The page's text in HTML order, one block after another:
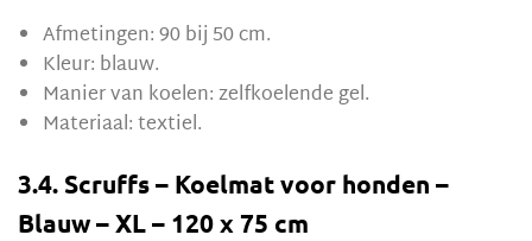
Afmetingen: 90 bij 50 cm.
Kleur: blauw.
Manier van koelen: zelfkoelende gel.
Materiaal: textiel.
3.4. Scruffs – Koelmat voor honden –
Blauw – XL – 120 x 75 cm